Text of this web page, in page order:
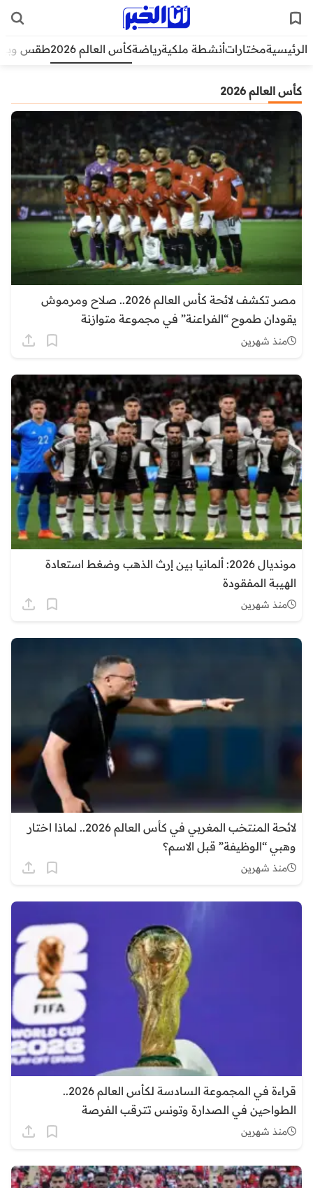
الرئيسيةمختاراتأنشطة ملكيةرياضةكأس العالم 2026 طقس
كأس العالم 2026
مصر تكشف لائحة كأس العالم 2026.. صلاح ومرموش
يقودان طموح “الفراعنة” في مجموعة متوازنة
منذ شهرين
مونديال 2026: ألمانيا بين إرث الذهب وضغط استعادة
الهيبة المفقودة
منذ شهرين
لائحة المنتخب المغربي في كأس العالم 2026.. لماذا اختار
وهبي “الوظيفة” قبل الاسم؟
منذ شهرين
قراءة في المجموعة السادسة لكأس العالم 2026..
الطواحين في الصدارة وتونس تترقب الفرصة
منذ شهرين